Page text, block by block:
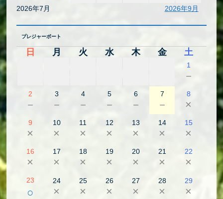
2026年7月 2026年9月
プレジャーボート
日 月 火 水 木 金 土
1
－
2
－
3
－
4
－
5
－
6
－
7
－
8
×
9
×
10
×
11
×
12
×
13
×
14
×
15
×
16
×
17
×
18
×
19
×
20
×
21
×
22
×
23
○
24
×
25
×
26
×
27
×
28
×
29
×